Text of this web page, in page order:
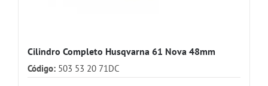
Cilindro Completo Husqvarna 61 Nova 48mm
Código: 503 53 20 71DC